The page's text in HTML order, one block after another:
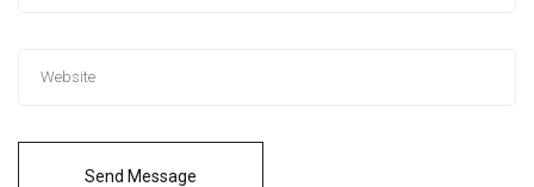
Send Message